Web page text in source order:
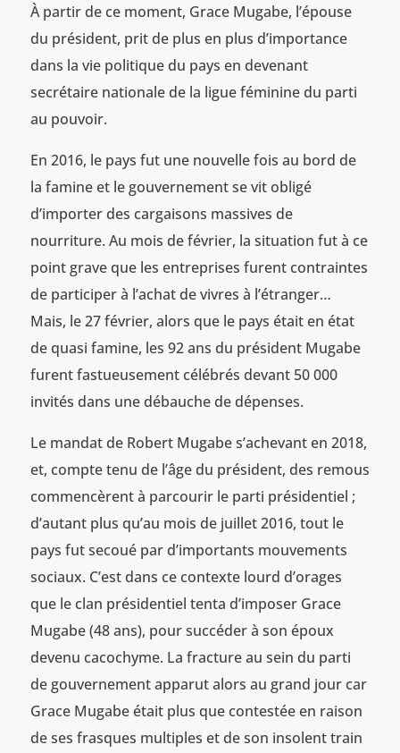
À partir de ce moment, Grace Mugabe, l’épouse
du président, prit de plus en plus d’importance
dans la vie politique du pays en devenant
secrétaire nationale de la ligue féminine du parti
au pouvoir.
En 2016, le pays fut une nouvelle fois au bord de
la famine et le gouvernement se vit obligé
d’importer des cargaisons massives de
nourriture. Au mois de février, la situation fut à ce
point grave que les entreprises furent contraintes
de participer à l’achat de vivres à l’étranger…
Mais, le 27 février, alors que le pays était en état
de quasi famine, les 92 ans du président Mugabe
furent fastueusement célébrés devant 50 000
invités dans une débauche de dépenses.
Le mandat de Robert Mugabe s’achevant en 2018,
et, compte tenu de l’âge du président, des remous
commencèrent à parcourir le parti présidentiel ;
d’autant plus qu’au mois de juillet 2016, tout le
pays fut secoué par d’importants mouvements
sociaux. C’est dans ce contexte lourd d’orages
que le clan présidentiel tenta d’imposer Grace
Mugabe (48 ans), pour succéder à son époux
devenu cacochyme. La fracture au sein du parti
de gouvernement apparut alors au grand jour car
Grace Mugabe était plus que contestée en raison
de ses frasques multiples et de son insolent train